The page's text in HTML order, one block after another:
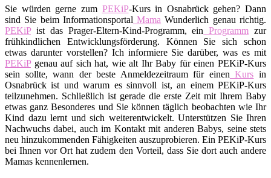
Sie würden gerne zum PEKiP-Kurs in Osnabrück gehen? Dann
sind Sie beim Informationsportal Mama Wunderlich genau richtig.
PEKiPist das Prager-Eltern-Kind-Programm, ein Programm zur
frühkindlichen Entwicklungsförderung. Können Sie sich schon
etwas darunter vorstellen? Ich informiere Sie darüber, was es mit
PEKiPgenau auf sich hat, wie alt Ihr Baby für einen PEKiP-Kurs
sein sollte, wann der beste Anmeldezeitraum für einen Kurs in
Osnabrück ist und warum es sinnvoll ist, an einem PEKiP-Kurs
teilzunehmen. Schließlich ist gerade die erste Zeit mit Ihrem Baby
etwas ganz Besonderes und Sie können täglich beobachten wie Ihr
Kind dazu lernt und sich weiterentwickelt. Unterstützen Sie Ihren
Nachwuchs dabei, auch im Kontakt mit anderen Babys, seine stets
neu hinzukommenden Fähigkeiten auszuprobieren. Ein PEKiP-Kurs
bei Ihnen vor Ort hat zudem den Vorteil, dass Sie dort auch andere
Mamas kennenlernen.